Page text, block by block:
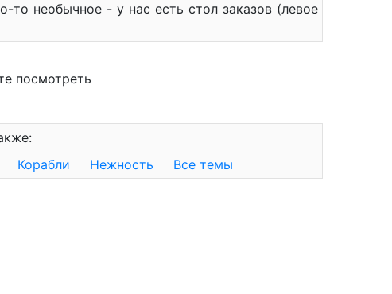
то необычное - у нас есть стол заказов (левое
посмотреть
Корабли Нежность Все темы